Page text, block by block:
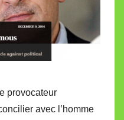
provocateur
avec l’homme